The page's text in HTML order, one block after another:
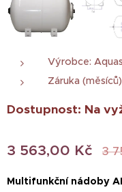
Výrobce:
Záruka
Dostupnost: Na
3 563,00 Kč 3
Multifunkční nádoby